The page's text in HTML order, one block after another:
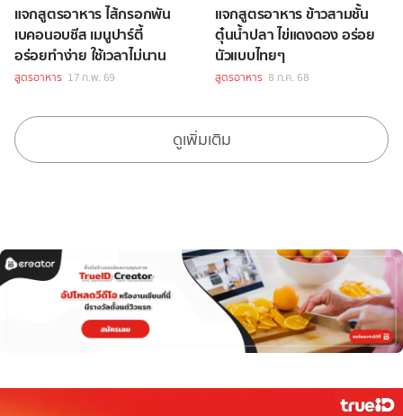
แจกสูตรอาหาร ไส้กรอกพัน
เบคอนอบชีส เมนูปาร์ตี้
อร่อยทำง่าย ใช้เวลาไม่นาน
สูตรอาหาร 17 ก.พ. 69
แจกสูตรอาหาร ข้าวสามชั้น
ตุ๋นน้ำปลา ไข่แดงดอง อร่อย
นัวแบบไทยๆ
สูตรอาหาร 8 ก.ค. 68
ดูเพิ่มเติม